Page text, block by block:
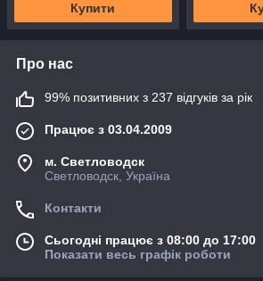
Купити
Про нас
99% позитивних з 237 відгуків за рік
Працює з 03.04.2009
м. Светловодск
Светловодск, Україна
Контакти
Сьогодні працює з 08:00 до 17:00
Показати весь графік роботи